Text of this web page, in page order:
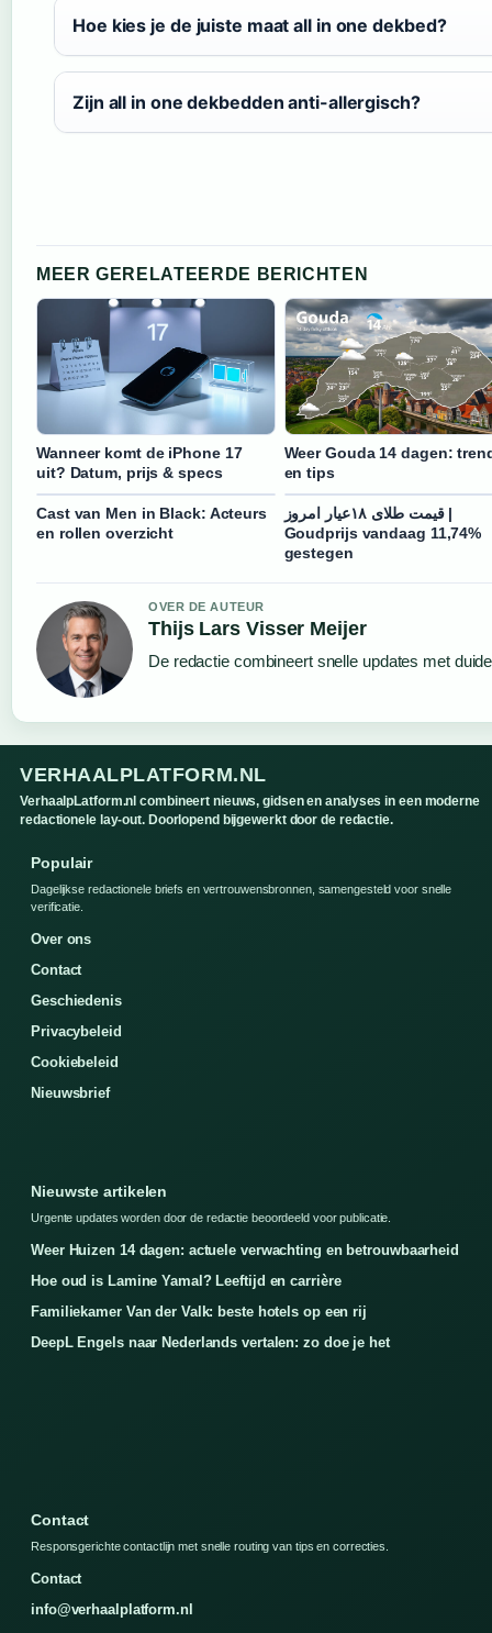
Hoe kies je de juiste maat all in one dekbed?
Zijn all in one dekbedden anti-allergisch?
MEER GERELATEERDE BERICHTEN
Wanneer komt de iPhone 17
uit? Datum, prijs & specs
Weer Gouda 14 dagen:
en tips
Cast van Men in Black: Acteurs
en rollen overzicht
قیمت طلای ۱۸عیار امروز |
Goudprijs vandaag 11,74%
gestegen
OVER DE AUTEUR
Thijs Lars Visser Meijer
De redactie combineert snelle updates met
VERHAALPLATFORM.NL
VerhaalpLatform.nl combineert nieuws, gidsen en analyses in een moderne
redactionele lay-out. Doorlopend bijgewerkt door de redactie.
Populair
Dagelijkse redactionele briefs en vertrouwensbronnen, samengesteld voor snelle
verificatie.
Over ons
Contact
Geschiedenis
Privacybeleid
Cookiebeleid
Nieuwsbrief
Nieuwste artikelen
Urgente updates worden door de redactie beoordeeld voor publicatie.
Weer Huizen 14 dagen: actuele verwachting en betrouwbaarheid
Hoe oud is Lamine Yamal? Leeftijd en carrière
Familiekamer Van der Valk: beste hotels op een rij
DeepL Engels naar Nederlands vertalen: zo doe je het
Contact
Responsgerichte contactlijn met snelle routing van tips en correcties.
Contact
info@verhaalplatform.nl